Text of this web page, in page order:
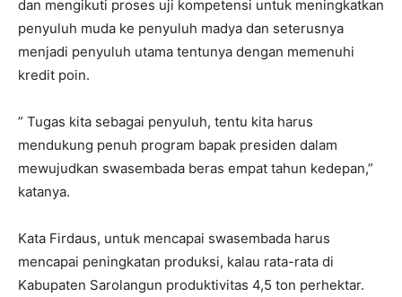
dan mengikuti proses uji kompetensi untuk meningkatkan
penyuluh muda ke penyuluh madya dan seterusnya
menjadi penyuluh utama tentunya dengan memenuhi
kredit poin.
” Tugas kita sebagai penyuluh, tentu kita harus
mendukung penuh program bapak presiden dalam
mewujudkan swasembada beras empat tahun kedepan,”
katanya.
Kata Firdaus, untuk mencapai swasembada harus
mencapai peningkatan produksi, kalau rata-rata di
Kabupaten Sarolangun produktivitas 4,5 ton perhektar.